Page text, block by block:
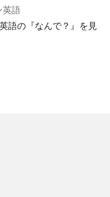
英語
語の『なんで？』を見